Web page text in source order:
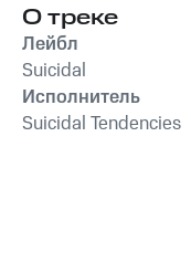
О треке
Лейбл
Suicidal
Исполнитель
Suicidal Tendencies